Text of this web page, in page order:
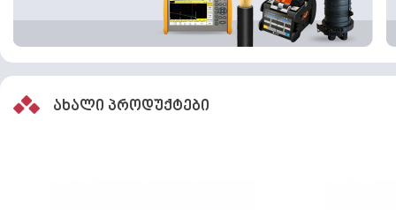
ახალი პროდუქტები